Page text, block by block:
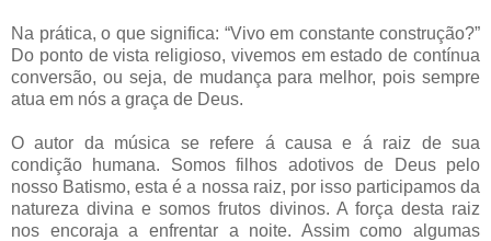
Na prática, o que significa: “Vivo em constante construção?”
Do ponto de vista religioso, vivemos em estado de contínua
conversão, ou seja, de mudança para melhor, pois sempre
atua em nós a graça de Deus.
O autor da música se refere á causa e á raiz de sua
condição humana. Somos filhos adotivos de Deus pelo
nosso Batismo, esta é a nossa raiz, por isso participamos da
natureza divina e somos frutos divinos. A força desta raiz
nos encoraja a enfrentar a noite. Assim como algumas